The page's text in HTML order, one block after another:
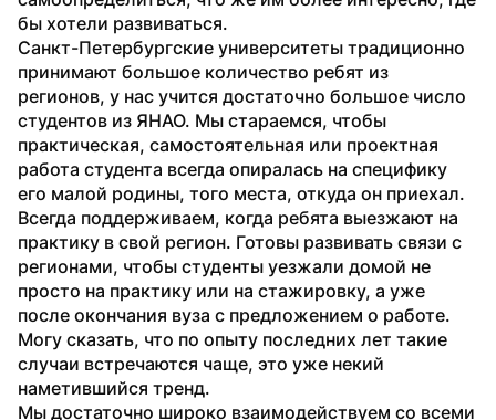
бы хотели развиваться.
Санкт-Петербургские университеты традиционно
принимают большое количество ребят из
регионов, у нас учится достаточно большое число
студентов из ЯНАО. Мы стараемся, чтобы
практическая, самостоятельная или проектная
работа студента всегда опиралась на специфику
его малой родины, того места, откуда он приехал.
Всегда поддерживаем, когда ребята выезжают на
практику в свой регион. Готовы развивать связи с
регионами, чтобы студенты уезжали домой не
просто на практику или на стажировку, а уже
после окончания вуза с предложением о работе.
Могу сказать, что по опыту последних лет такие
случаи встречаются чаще, это уже некий
наметившийся тренд.
Мы достаточно широко взаимодействуем со всеми